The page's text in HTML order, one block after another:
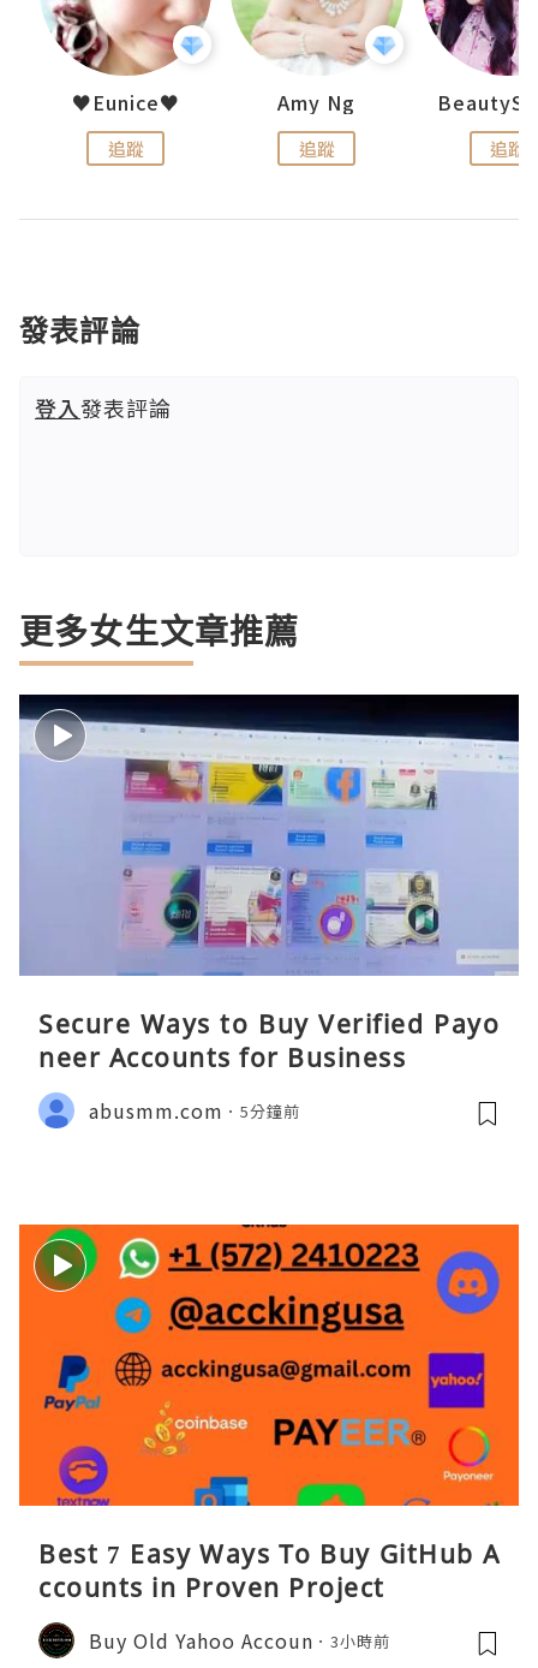
♥Eunice♥
追蹤
Amy Ng
追蹤 追蹤
發表評論
登入發表評論
更多女生文章推薦
Secure Ways to Buy Verified Payo
neer Accounts for Business
abusmm.com 5分鐘前
Best 7 Easy Ways To Buy GitHub A
ccounts in Proven Project
Buy Old Yahoo Accoun 3小時前